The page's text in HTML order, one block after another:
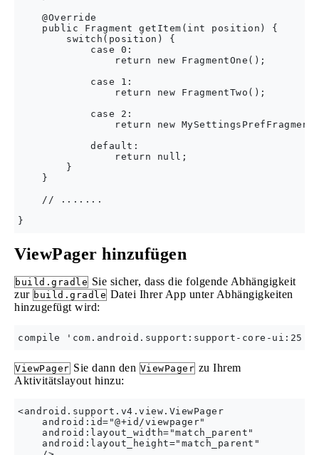
    @Override
    public Fragment getItem(int position) {
        switch(position) {
            case 0:
                return new FragmentOne();
            case 1:
                return new FragmentTwo();
            case 2:
return new
            default:
                return null;
        }
    }
    // .......
ViewPager hinzufügen
build.gradle Sie sicher, dass die folgende Abhängigkeit
zur build.gradle Datei Ihrer App unter Abhängigkeiten
hinzugefügt wird:
ViewPager Sie dann den ViewPager zu Ihrem
Aktivitätslayout hinzu:
<android.support.v4.view.ViewPager
    android:id="@+id/viewpager"
    android:layout_width="match_parent"
    android:layout_height="match_parent"